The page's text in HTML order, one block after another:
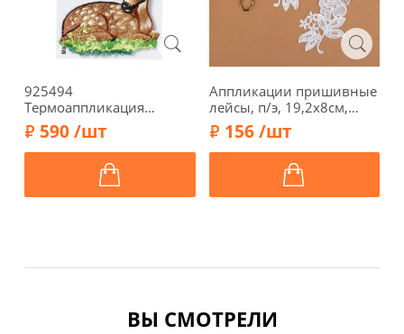
925494
Термоаппликация
"Косуля лежащая" 6,2х6
см, Prym
590 /шт
Аппликации пришивные
лейсы, п/э, 19,2х8см,
2шт., цвет белый,
2785901
156 /шт
ВЫ СМОТРЕЛИ